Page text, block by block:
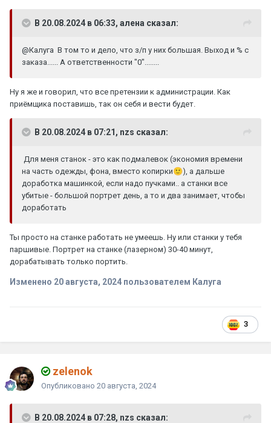
В 20.08.2024 в 06:33, алена сказал:
@Калуга В том то и дело, что з/п у них большая. Выход и % с
заказа...... А ответственности "0"........
Ну я же и говорил, что все претензии к администрации. Как
приёмщика поставишь, так он себя и вести будет.
В 20.08.2024 в 07:21, nzs сказал:
Для меня станок - это как подмалевок (экономия времени
на часть одежды, фона, вместо копирки🙂), а дальше
доработка машинкой, если надо пучками.. а станки все
убитые - большой портрет день, а то и два занимает, чтобы
доработать
Ты просто на станке работать не умеешь. Ну или станки у тебя
паршивые. Портрет на станке (лазерном) 30-40 минут,
дорабатывать только портить.
Изменено 20 августа, 2024 пользователем Калуга
3
zelenok
Опубликовано 20 августа, 2024
В 20.08.2024 в 07:28, nzs сказал: